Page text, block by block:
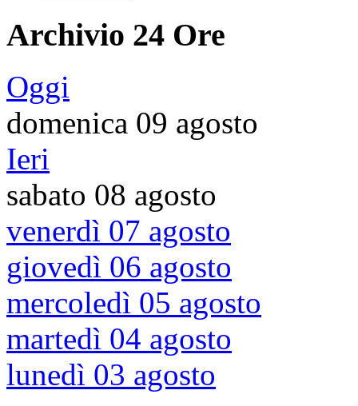
Archivio 24 Ore
Oggi
domenica 09 agosto
Ieri
sabato 08 agosto
venerdì 07 agosto
giovedì 06 agosto
mercoledì 05 agosto
martedì 04 agosto
lunedì 03 agosto